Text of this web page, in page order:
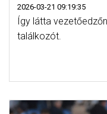
2026-03-21 09:19:35
Így látta
találkozót.